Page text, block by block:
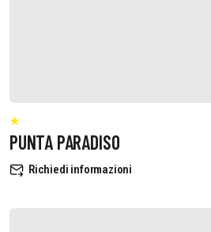
PUNTA PARADISO
Richiedi informazioni